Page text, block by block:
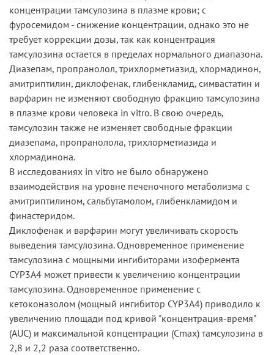
концентрации тамсулозина в плазме крови; с
фуросемидом - снижение концентрации, однако это не
требует коррекции дозы, так как концентрация
тамсулозина остается в пределах нормального диапазона.
Диазепам, пропранолол, трихлорметиазид, хлормадинон,
амитриптилин, диклофенак, глибенкламид, симвастатин и
варфарин не изменяют свободную фракцию тамсулозина
в плазме крови человека in vitro. В свою очередь,
тамсулозин также не изменяет свободные фракции
диазепама, пропранолола, трихлорметиазида и
хлормадинона.
В исследованиях in vitro не было обнаружено
взаимодействия на уровне печеночного метаболизма с
амитриптилином, сальбутамолом, глибенкламидом и
финастеридом.
Диклофенак и варфарин могут увеличивать скорость
выведения тамсулозина. Одновременное применение
тамсулозина с мощными ингибиторами изофермента
CYP3A4 может привести к увеличению концентрации
тамсулозина. Одновременное применение с
кетоконазолом (мощный ингибитор CYP3A4) приводило к
увеличению площади под кривой "концентрация-время"
(AUC) и максимальной концентрации (Cmax) тамсулозина в
2,8 и 2,2 раза соответственно.